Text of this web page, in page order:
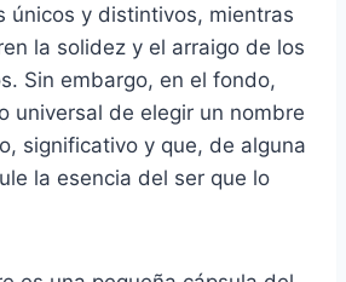
únicos y distintivos, mientras
la solidez y el arraigo de los
Sin embargo, en el fondo,
universal de elegir un nombre
significativo y que, de alguna
la esencia del ser que lo